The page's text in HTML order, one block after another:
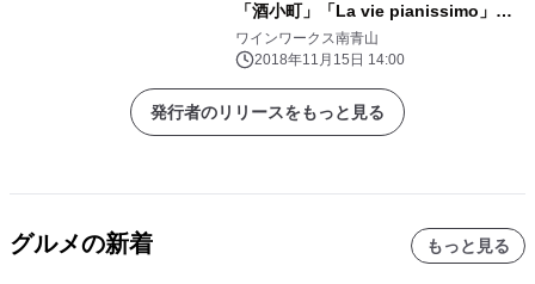
「酒小町」「La vie pianissimo」と
コラボ企画実施
ワインワークス南青山
2018年11月15日 14:00
発行者のリリースをもっと見る
グルメの新着 もっと見る